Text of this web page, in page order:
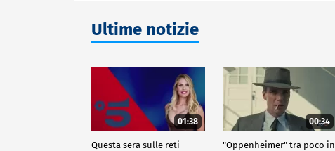
Ultime notizie
01:38
Questa sera sulle reti
00:34
"Oppenheimer" tra poco in